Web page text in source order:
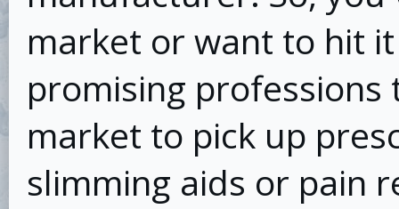
market or want to hit
promising professions
market to pick up
slimming aids or pain